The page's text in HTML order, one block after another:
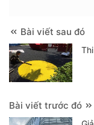
Bài viết sau đó
Bài viết trước đó